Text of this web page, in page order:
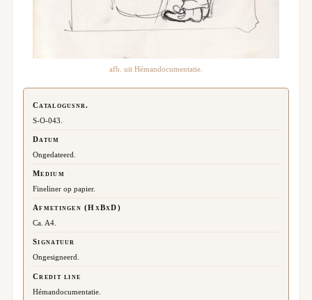
afb. uit Hémandocumentatie.
Catalogusnr.
S-O-043.
Datum
Ongedateerd.
Medium
Fineliner op papier.
Afmetingen (HxBxD)
Ca. A4.
Signatuur
Ongesigneerd.
Credit line
Hémandocumentatie.